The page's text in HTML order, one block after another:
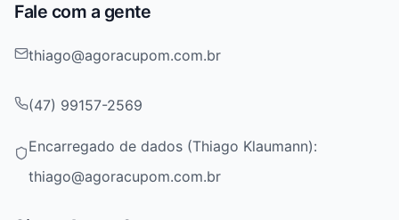
Fale com a gente
thiago@agoracupom.com.br
(47) 99157-2569
Encarregado de dados (Thiago Klaumann):
thiago@agoracupom.com.br